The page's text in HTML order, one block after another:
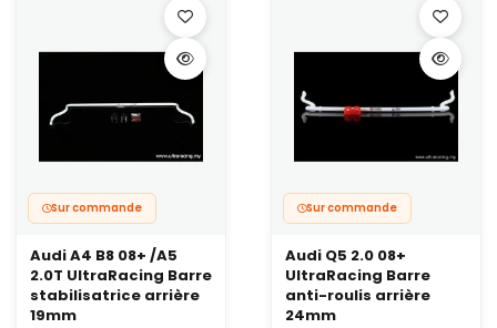
Sur commande
Audi A4 B8 08+ /A5
2.0T UltraRacing Barre
stabilisatrice arrière
19mm
Sur commande
Audi Q5 2.0 08+
UltraRacing Barre
anti-roulis arrière
24mm